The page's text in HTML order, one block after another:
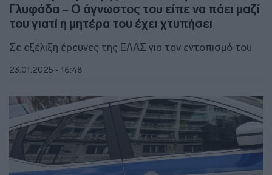
Γλυφάδα – Ο άγνωστος του είπε να πάει μαζί
του γιατί η μητέρα του έχει χτυπήσει
Σε εξέλιξη έρευνες της ΕΛΑΣ για τον εντοπισμό του
23.01.2025 - 16:48